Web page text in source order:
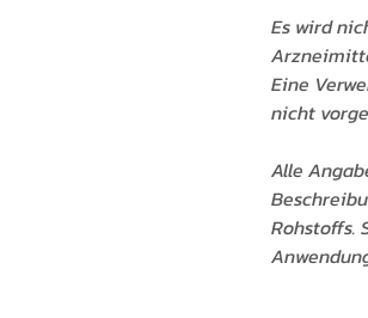
Es wird
Eine
nicht
Alle
Rohstoffs.